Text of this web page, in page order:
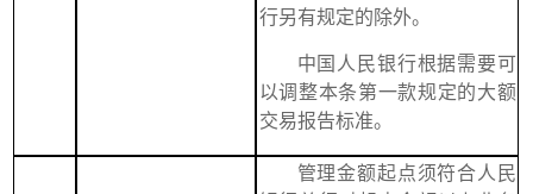
行另有规定的除外。
中国人民银行根据需要可
以调整本条第一款规定的大额
交易报告标准。
管理金额起点须符合人民